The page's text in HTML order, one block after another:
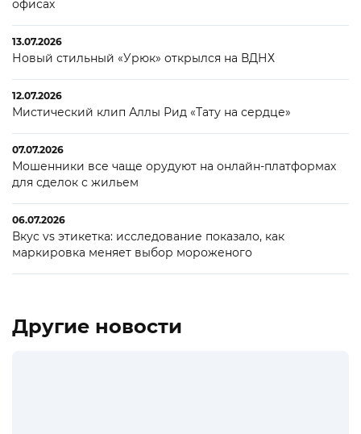
офисах
13.07.2026
Новый стильный «Урюк» открылся на ВДНХ
12.07.2026
Мистический клип Аллы Рид «Тату на сердце»
07.07.2026
Мошенники все чаще орудуют на онлайн-платформах
для сделок с жильем
06.07.2026
Вкус vs этикетка: исследование показало, как
маркировка меняет выбор мороженого
Другие новости